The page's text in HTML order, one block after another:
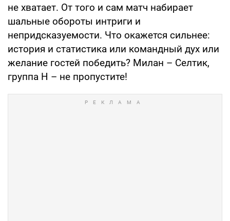
не хватает. От того и сам матч набирает
шальные обороты интриги и
непридсказуемости. Что окажется сильнее:
история и статистика или командный дух или
желание гостей победить? Милан – Селтик,
группа Н – не пропустите!